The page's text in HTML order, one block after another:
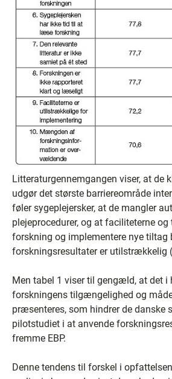
Litteraturgennemgangen viser, at de
udgør det største barriereområde
føler sygeplejersker, at de mangler
plejeprocedurer, og at faciliteterne
forskning og implementere nye tiltag
forskningsresultater er utilstrækkelig
Men tabel 1 viser til gengæld, at det i
forskningens tilgængelighed og
præsenteres, som hindrer de danske
pilotstudiet i at anvende
fremme EBP.
Denne tendens til forskel i